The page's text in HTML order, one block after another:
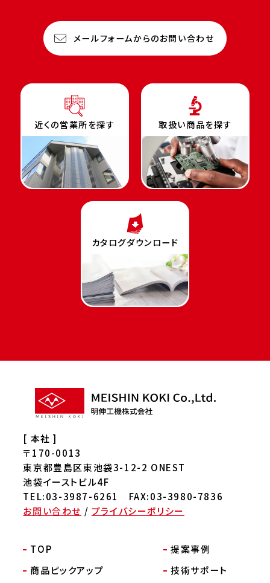
メールフォームからのお問い合わせ
近くの営業所を探す 取扱い商品を探す
カタログダウンロード
[ 本社 ]
〒170-0013
東京都豊島区東池袋3-12-2 ONEST
池袋イーストビル4F
TEL:03-3987-6261 FAX:03-3980-7836
お問い合わせ / プライバシーポリシー
TOP
提案事例
商品ピックアップ
技術サポート